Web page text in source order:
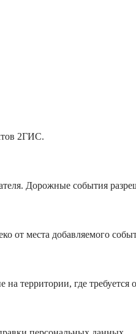
2ГИС.
Дорожные события
от места добавляемого
территории, где требуется